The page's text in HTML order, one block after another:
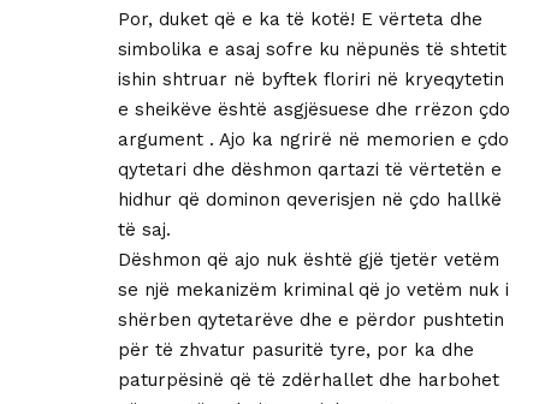
Por, duket që e ka të kotë! E vërteta dhe
simbolika e asaj sofre ku nëpunës të shtetit
ishin shtruar në byftek floriri në kryeqytetin
e sheikëve është asgjësuese dhe rrëzon çdo
argument . Ajo ka ngrirë në memorien e çdo
qytetari dhe dëshmon qartazi të vërtetën e
hidhur që dominon qeverisjen në çdo hallkë
të saj.
Dëshmon që ajo nuk është gjë tjetër vetëm
se një mekanizëm kriminal që jo vetëm nuk i
shërben qytetarëve dhe e përdor pushtetin
për të zhvatur pasuritë tyre, por ka dhe
paturpësinë që të zdërhallet dhe harbohet